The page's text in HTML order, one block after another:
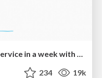
Build your cross-platform service in a week with App Engine
234 19k